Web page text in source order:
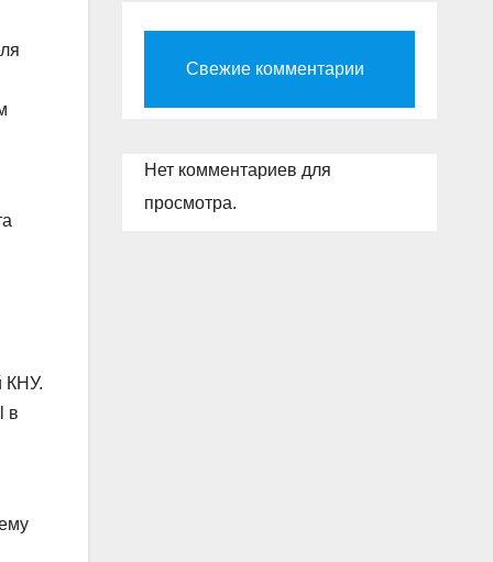
КНУ.
в
Свежие комментарии
Нет комментариев для
просмотра.